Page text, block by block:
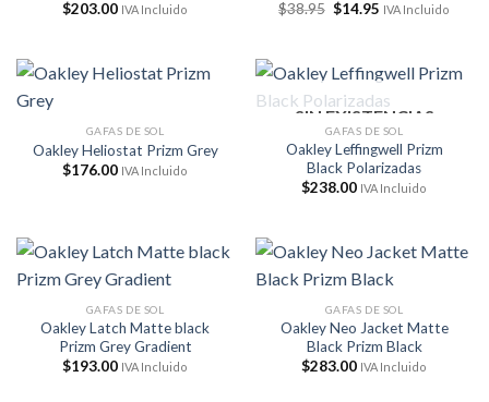
$203.00 IVA Incluido $38.95 El
$38.95.
$14.95 El
$14.95.
IVA Incluido
GAFAS DE SOL
Oakley Heliostat Prizm Grey
$176.00 IVA Incluido
SIN EXISTENCIAS
GAFAS DE SOL
Oakley Leffingwell Prizm
Black Polarizadas
$238.00 IVA Incluido
GAFAS DE SOL
Oakley Latch Matte black
Prizm Grey Gradient
$193.00 IVA Incluido
GAFAS DE SOL
Oakley Neo Jacket Matte
Black Prizm Black
$283.00 IVA Incluido